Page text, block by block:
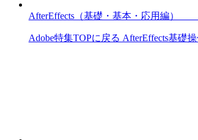
AfterEffects（基礎・基本・応
Adobe特集TOPに戻る AfterEffects基礎